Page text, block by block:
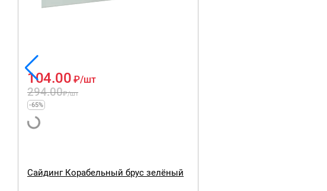
294.00₽/шт
104.00 ₽/шт
-65%
Сайдинг Корабельный брус зелёный